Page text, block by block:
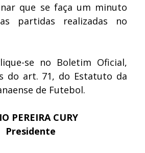
que se faça um minuto
partidas realizadas no
se no Boletim Oficial,
do art. 71, do Estatuto da
de Futebol.
PEREIRA CURY
Presidente